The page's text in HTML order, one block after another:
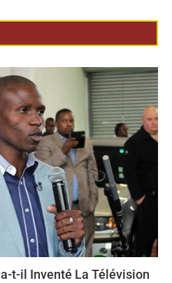
t-il Inventé La Télévision